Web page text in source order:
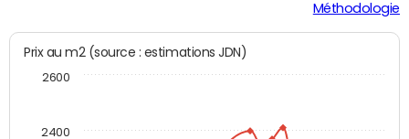
Méthodologie
Prix au m2 (source : estimations JDN)
2400
2600